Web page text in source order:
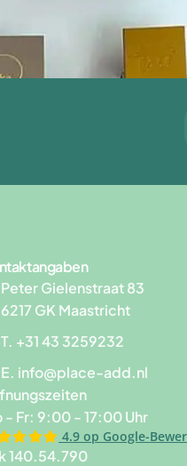
Peter Gielenstraat 83
6217 GK Maastricht
T. +31 43 3259232
E. info@place-add.nl
- Fr: 9:00 - 17:00 Uhr
4.9 op Google-
140.54.790